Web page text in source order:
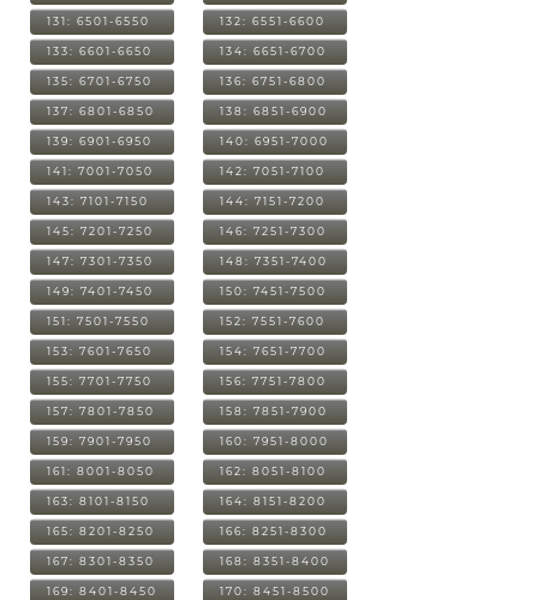
131: 6501-6550 132: 6551-6600
133: 6601-6650 134: 6651-6700
135: 6701-6750 136: 6751-6800
137: 6801-6850 138: 6851-6900
139: 6901-6950 140: 6951-7000
141: 7001-7050 142: 7051-7100
143: 7101-7150 144: 7151-7200
145: 7201-7250 146: 7251-7300
147: 7301-7350 148: 7351-7400
149: 7401-7450 150: 7451-7500
151: 7501-7550 152: 7551-7600
153: 7601-7650 154: 7651-7700
155: 7701-7750 156: 7751-7800
157: 7801-7850 158: 7851-7900
159: 7901-7950 160: 7951-8000
161: 8001-8050 162: 8051-8100
163: 8101-8150 164: 8151-8200
165: 8201-8250 166: 8251-8300
167: 8301-8350 168: 8351-8400
169: 8401-8450 170: 8451-8500